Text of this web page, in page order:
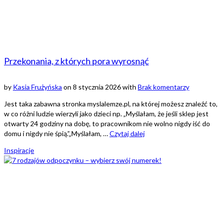
Przekonania, z których pora wyrosnąć
by Kasia Frużyńska on 8 stycznia 2026with Brak komentarzy
Jest taka zabawna stronka myslalemze.pl, na której możesz znaleźć to,
w co różni ludzie wierzyli jako dzieci np. „Myślałam, że jeśli sklep jest
otwarty 24 godziny na dobę, to pracownikom nie wolno nigdy iść do
domu i nigdy nie śpią.”„Myślałam, …Czytaj dalej
Inspiracje